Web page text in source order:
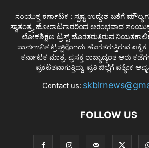
ಸಂಯುಕ್ತ ಕರ್ನಾಟಕ : ಸ್ಪಷ್ಟ ಉದ್ದೇಶ ಜತೆಗೆ
ಸ್ವಾತಂತ್ರ್ಯ ಹೋರಾಟಗಾರರಿಂದ ಆರಂಭವಾದ
ಲೋಕಶಿಕ್ಷಣ ಟ್ರಸ್ಟ್ ಹೊರತರುತ್ತಿರುವ
ಸಾರ್ವಜನಿಕ ಟ್ರಸ್ಟ್‌ವೊಂದು ಹೊರತರುತ್ತಿರುವ
ಕರ್ನಾಟಕ ಮಾತ್ರ. ಪ್ರಸಕ್ತ ರಾಜ್ಯಾದ್ಯಂತ ಆರು
ಪ್ರಕಟಿತವಾಗುತ್ತಿದ್ದು, ಪ್ರತಿ ಜಿಲ್ಲೆಗೆ ಪತ್ಯೇಕ
Contact us:
FOLLOW US